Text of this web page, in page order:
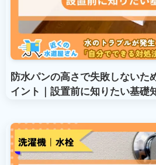
防水パンの高さで失敗しないた
イント｜設置前に知りたい基礎